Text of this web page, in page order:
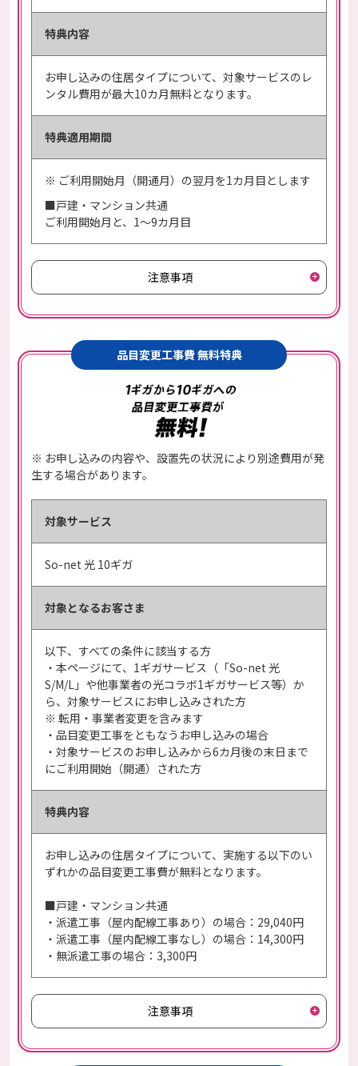
特典内容
お申し込みの住居タイプについて、対象サービスのレ
ンタル費用が最大10カ月無料となります。
特典適用期間
※ ご利用開始月（開通月）の翌月を1カ月目とします
■戸建・マンション共通
ご利用開始月と、1～9カ月目
注意事項
品目変更工事費 無料特典
※ お申し込みの内容や、設置先の状況により別途費用が発
生する場合があります。
対象サービス
So-net 光 10ギガ
対象となるお客さま
以下、すべての条件に該当する方
・本ページにて、1ギガサービス（「So-net 光
S/M/L」や他事業者の光コラボ1ギガサービス等）か
ら、対象サービスにお申し込みされた方
※ 転用・事業者変更を含みます
・品目変更工事をともなうお申し込みの場合
・対象サービスのお申し込みから6カ月後の末日まで
にご利用開始（開通）された方
特典内容
お申し込みの住居タイプについて、実施する以下のい
ずれかの品目変更工事費が無料となります。
■戸建・マンション共通
・派遣工事（屋内配線工事あり）の場合：29,040円
・派遣工事（屋内配線工事なし）の場合：14,300円
・無派遣工事の場合：3,300円
注意事項
電話で相談しながら